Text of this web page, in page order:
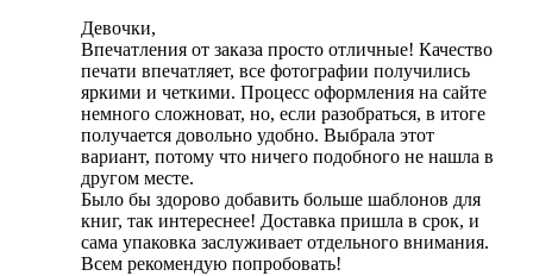
Девочки,
Впечатления от заказа просто отличные! Качество
печати впечатляет, все фотографии получились
яркими и четкими. Процесс оформления на сайте
немного сложноват, но, если разобраться, в итоге
получается довольно удобно. Выбрала этот
вариант, потому что ничего подобного не нашла в
другом месте.
Было бы здорово добавить больше шаблонов для
книг, так интереснее! Доставка пришла в срок, и
сама упаковка заслуживает отдельного внимания.
Всем рекомендую попробовать!